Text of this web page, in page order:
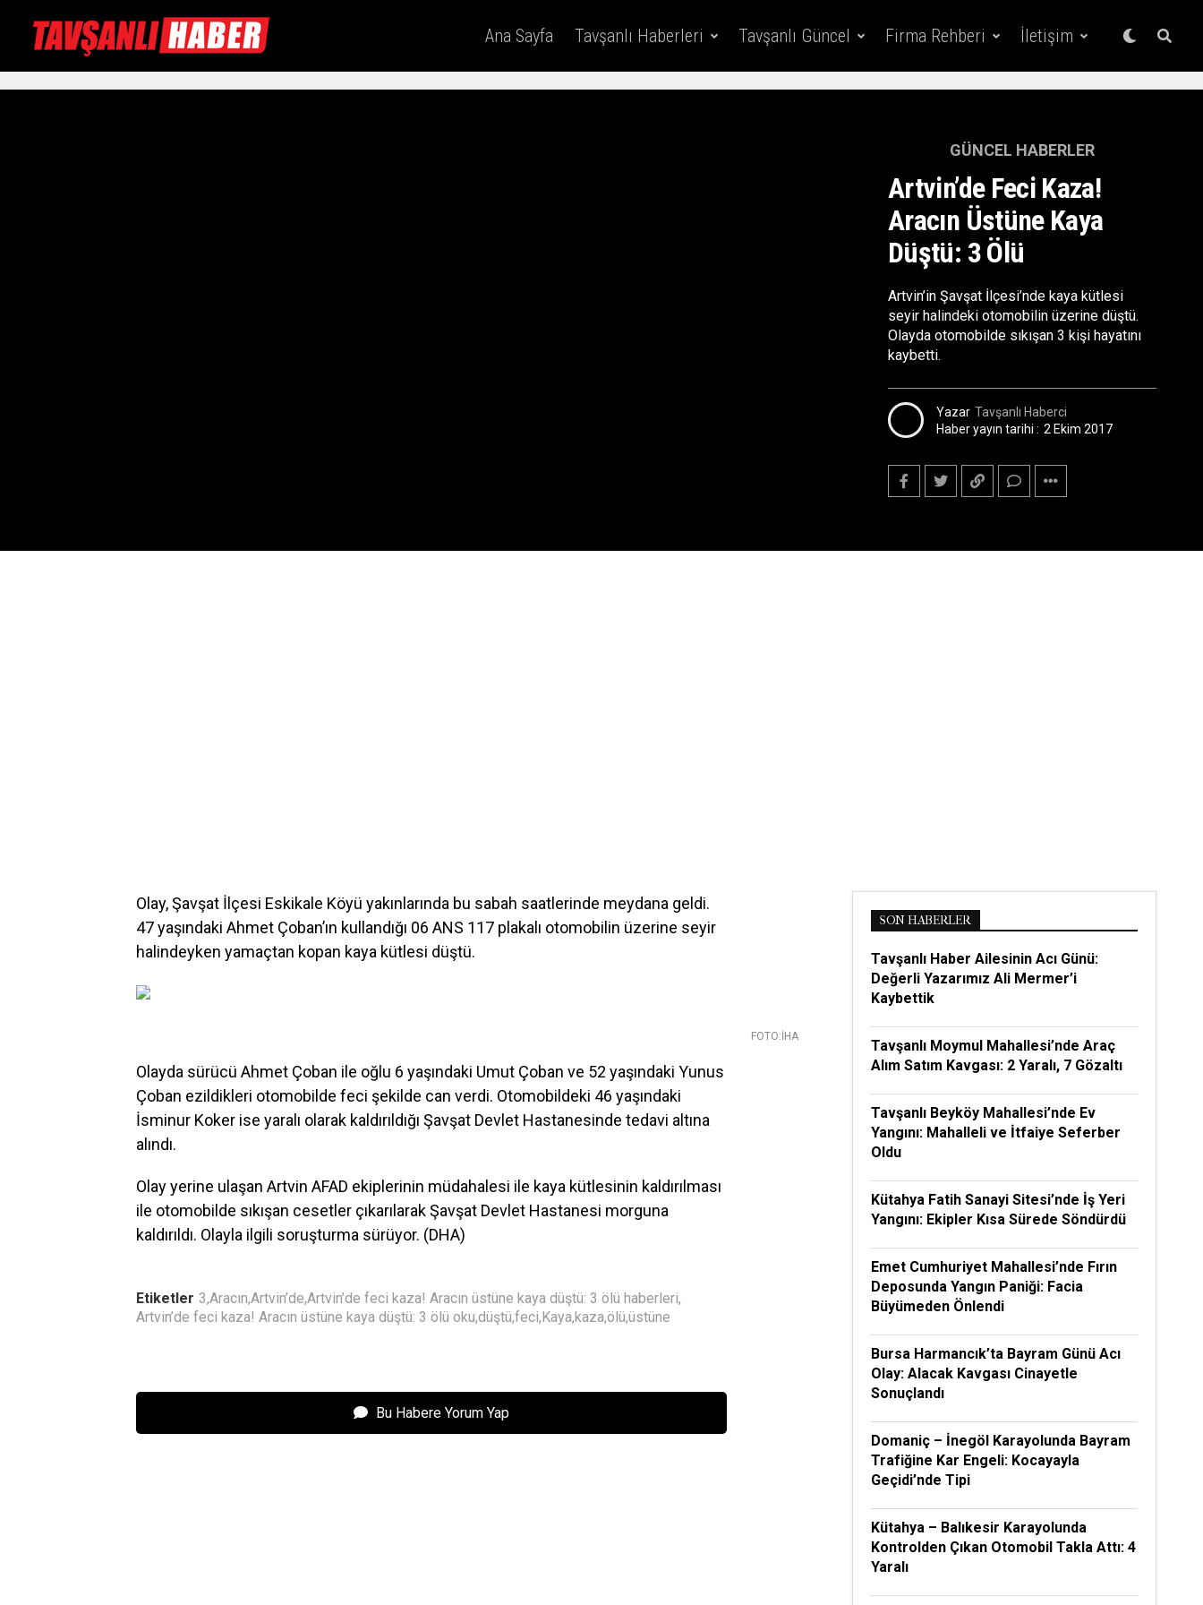
Ana Sayfa Tavşanlı Haberleri Tavşanlı Güncel Firma Rehberi İletişim
GÜNCEL HABERLER
Artvin’de Feci Kaza!
Aracın Üstüne Kaya
Düştü: 3 Ölü
Artvin’in Şavşat İlçesi’nde kaya kütlesi
seyir halindeki otomobilin üzerine düştü.
Olayda otomobilde sıkışan 3 kişi hayatını
kaybetti.
Yazar Tavşanlı Haberci
Haber yayın tarihi : 2 Ekim 2017
Olay, Şavşat İlçesi Eskikale Köyü yakınlarında bu sabah saatlerinde meydana geldi.
47 yaşındaki Ahmet Çoban’ın kullandığı 06 ANS 117 plakalı otomobilin üzerine seyir
halindeyken yamaçtan kopan kaya kütlesi düştü.
FOTO:İHA
Olayda sürücü Ahmet Çoban ile oğlu 6 yaşındaki Umut Çoban ve 52 yaşındaki Yunus
Çoban ezildikleri otomobilde feci şekilde can verdi. Otomobildeki 46 yaşındaki
İsminur Koker ise yaralı olarak kaldırıldığı Şavşat Devlet Hastanesinde tedavi altına
alındı.
Olay yerine ulaşan Artvin AFAD ekiplerinin müdahalesi ile kaya kütlesinin kaldırılması
ile otomobilde sıkışan cesetler çıkarılarak Şavşat Devlet Hastanesi morguna
kaldırıldı. Olayla ilgili soruşturma sürüyor. (DHA)
Etiketler 3,Aracın,Artvin’de,Artvin’de feci kaza! Aracın üstüne kaya düştü: 3 ölü haberleri,
Artvin’de feci kaza! Aracın üstüne kaya düştü: 3 ölü oku,düştü,feci,Kaya,kaza,ölü,üstüne
Bu Habere Yorum Yap
SON HABERLER
Tavşanlı Haber Ailesinin Acı Günü:
Değerli Yazarımız Ali Mermer’i
Kaybettik
Tavşanlı Moymul Mahallesi’nde Araç
Alım Satım Kavgası: 2 Yaralı, 7 Gözaltı
Tavşanlı Beyköy Mahallesi’nde Ev
Yangını: Mahalleli ve İtfaiye Seferber
Oldu
Kütahya Fatih Sanayi Sitesi’nde İş Yeri
Yangını: Ekipler Kısa Sürede Söndürdü
Emet Cumhuriyet Mahallesi’nde Fırın
Deposunda Yangın Paniği: Facia
Büyümeden Önlendi
Bursa Harmancık’ta Bayram Günü Acı
Olay: Alacak Kavgası Cinayetle
Sonuçlandı
Domaniç – İnegöl Karayolunda Bayram
Trafiğine Kar Engeli: Kocayayla
Geçidi’nde Tipi
Kütahya – Balıkesir Karayolunda
Kontrolden Çıkan Otomobil Takla Attı: 4
Yaralı